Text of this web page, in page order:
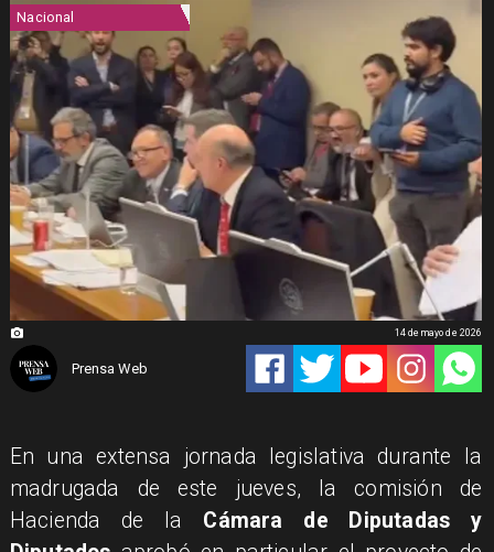
Nacional
Prensa Web
14 de mayo de 2026
En una extensa jornada legislativa durante la
madrugada de este jueves, la comisión de
Hacienda de la Cámara de Diputadas y